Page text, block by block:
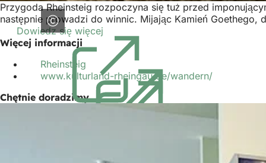
Przygoda Rheinsteig rozpoczyna się tuż przed
następnie prowadzi do winnic. Mijając Kamień Goethego,
Dowiedz się więcej
się
nowej
karcie)
Więcej informacji
Rheinsteig (Otwiera
się
nowej
www.kulturland-rheingau.de/wandern/
karcie)
Chętnie doradzimy